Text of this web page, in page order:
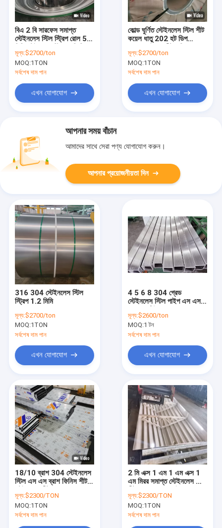
বিএ 2 বি সারফেস সমাপ্ত
স্টেইনলেস স্টিল স্ট্রিপ রোল 50
সমাপ্তি
মূল্য:$2700/ton
MOQ:1TON
সর্বশেষ দাম পান
এখন যোগাযোগ
কোল্ড ঘূর্ণিত স্টেইনলেস স্টিল শীট
কয়েল ধাতু 202 হট ডিপ
250 মিমি
মূল্য:$2700/ton
MOQ:1TON
সর্বশেষ দাম পান
এখন যোগাযোগ
আপনার সময় বাঁচান
আমাদের সাথে সেরা পণ্য যোগাযোগ করুন।
আপনার প্রয়োজনীয়তা দিন
316 304 স্টেইনলেস স্টিল
স্ট্রিপ 1.2 মিমি
মূল্য:$2700/ton
MOQ:1TON
সর্বশেষ দাম পান
এখন যোগাযোগ
4 5 6 8 304 গ্রেড
স্টেইনলেস স্টিল পাইপ এস এস
মূল্য:$2600/ton
MOQ:1 টন
সর্বশেষ দাম পান
এখন যোগাযোগ
18/10 ব্রাশ 304 স্টেইনলেস
স্টিল এস এস ব্রাশ ফিনিস শীট
মূল্য:$2300/TON
MOQ:1TON
সর্বশেষ দাম পান
2 মি এক্স 1 এম 1 এম এক্স 1
এম মিরর সমাপ্ত স্টেইনলেস স্টিল
2205 430 321 316
মূল্য:$2300/TON
MOQ:1TON
সর্বশেষ দাম পান